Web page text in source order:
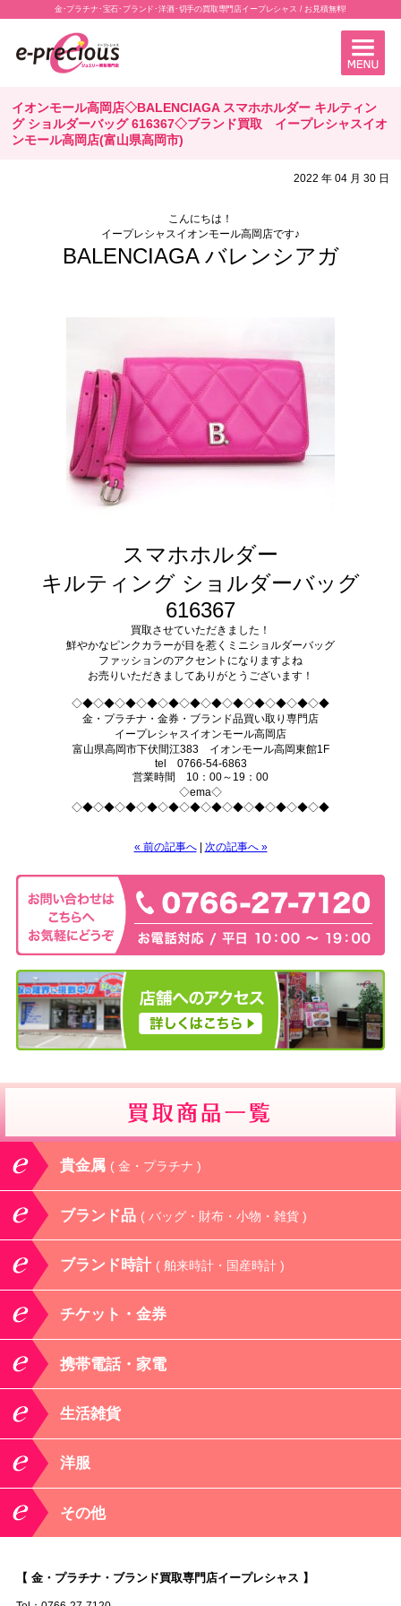
金･プラチナ･宝石･ブランド･洋酒･切手の買取専門店イープレシャス / お見積無料!
イオンモール高岡店◇BALENCIAGA スマホホルダー キルティン
グ ショルダーバッグ 616367◇ブランド買取 イープレシャスイオ
ンモール高岡店(富山県高岡市)
2022 年 04 月 30 日
こんにちは！
イープレシャスイオンモール高岡店です♪
BALENCIAGA バレンシアガ
スマホホルダー
キルティング ショルダーバッグ
616367
買取させていただきました！
鮮やかなピンクカラーが目を惹くミニショルダーバッグ
ファッションのアクセントになりますよね
お売りいただきましてありがとうございます！
◇◆◇◆◇◆◇◆◇◆◇◆◇◆◇◆◇◆◇◆◇◆◇◆
金・プラチナ・金券・ブランド品買い取り専門店
イープレシャスイオンモール高岡店
富山県高岡市下伏間江383 イオンモール高岡東館1F
tel 0766-54-6863
営業時間 10：00～19：00
◇ema◇
◇◆◇◆◇◆◇◆◇◆◇◆◇◆◇◆◇◆◇◆◇◆◇◆
« 前の記事へ| 次の記事へ »
貴金属 ( 金・プラチナ )
ブランド品 ( バッグ・財布・小物・雑貨 )
ブランド時計 ( 舶来時計・国産時計 )
チケット・金券
携帯電話・家電
生活雑貨
洋服
その他
【 金・プラチナ・ブランド買取専門店イープレシャス 】